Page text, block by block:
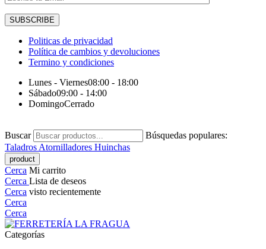
Politicas de privacidad
Política de cambios y devoluciones
Termino y condiciones
Lunes - Viernes08:00 - 18:00
Sábado09:00 - 14:00
DomingoCerrado
Buscar
Búsquedas populares:
Taladros Atornilladores Huinchas
Cerca Mi carrito
Cerca Lista de deseos
Cerca visto recientemente
Cerca
Cerca
Categorías